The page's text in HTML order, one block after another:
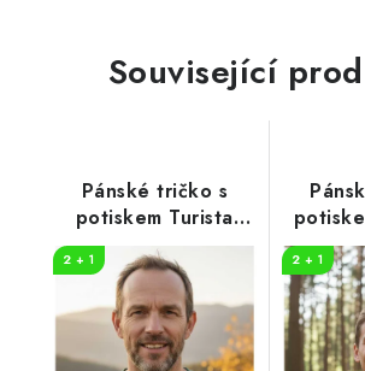
Související
Pánské tričko s
potiskem Turista
pruhy
2 + 1
mi
2 + 1